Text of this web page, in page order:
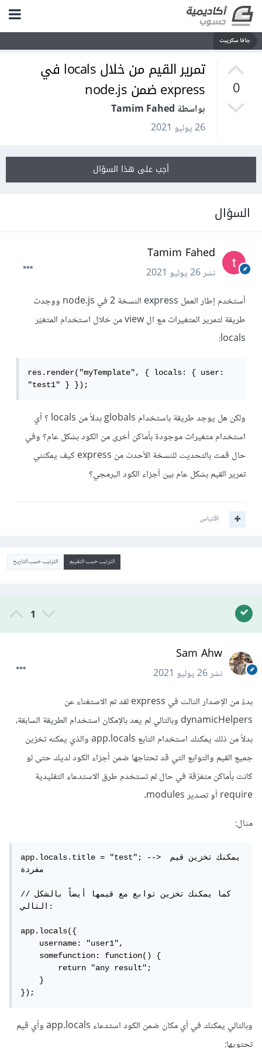
جافا سكريبت
0
تمرير القيم من خلال locals في
express ضمن node.js
بواسطة Tamim Fahed
26 يوليو 2021
أجب على هذا السؤال
السؤال
Tamim Fahed
نشر26 يوليو 2021
أستخدم إطار العمل express النسخة 2 في node.js ووجدت
طريقة لتمرير المتغيرات مع ال view من خلال استخدام المتغيّر
locals:
res.render("myTemplate", { locals: { user:
"test1" } });
ولكن هل يوجد طريقة باستخدام globals بدلاً من locals ؟ أي
استخدام متغيرات موجودة بأماكن أخرى من الكود بشكل عام؟ وفي
حال قمت بالتحديث للنسخة الأحدث من express كيف يمكنني
تمرير القيم بشكل عام بين أجزاء الكود البرمجي؟
اقتباس
الترتيب حسب التقييم الترتيب حسب التاريخ
1
Sam Ahw
نشر26 يوليو 2021
بدءً من الإصدار الثالث في express لقد تم الاستغناء عن
dynamicHelpers وبالتالي لم يعد بالإمكان استخدام الطريقة السابقة،
بدلاً من ذلك يمكنك استخدام التابع app.locals والذي يمكنه تخزين
جميع القيم والتوابع التي قد تحتاجها ضمن أجزاء الكود لديك حتى لو
كانت بأماكن متفرّقة في حال لم تستخدم طرق الاستدعاء التقليدية
require أو تصدير modules.
مثال:
app.locals.title = "test"; --> يمكنك تخزين قيم
مفردة
//كما يمكنك تخزين توابع مع قيمها أيضاً بالشكل
التالي:
app.locals({
    username: "user1",
    somefunction: function() {
        return "any result";
    }
});
وبالتالي يمكنك في أي مكان ضمن الكود استدعاء app.locals وأي قيم